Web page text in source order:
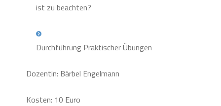
ist zu beachten?
Durchführung Praktischer Übungen
Dozentin: Bärbel Engelmann
Kosten: 10 Euro